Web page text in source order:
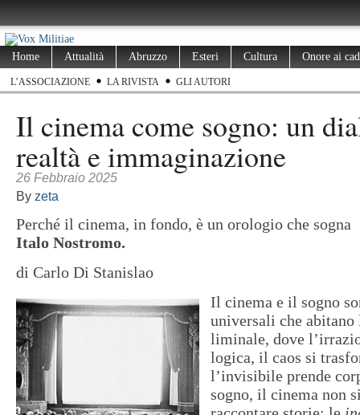
Home Attualità Abruzzo Esteri Cultura Onore ai
L’ASSOCIAZIONE LA RIVISTA GLI AUTORI
Il cinema come sogno: un
realtà e immaginazione
26 Febbraio 2025
By zeta
Perché il cinema, in fondo, è un orologio che sogna
Italo Nostromo.
di Carlo Di Stanislao
Il cinema e il sogno
universali che abitano
liminale, dove
logica, il caos si
l’invisibile prende
sogno, il cinema non